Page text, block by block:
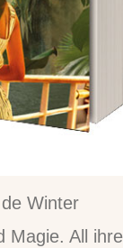
Winter
Magie. All ihre